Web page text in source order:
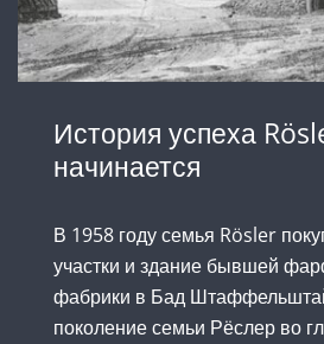
История успеха
начинается
В 1958 году семья Rösler
участки и здание бывшей
фабрики в Бад
поколение семьи Рёслер во